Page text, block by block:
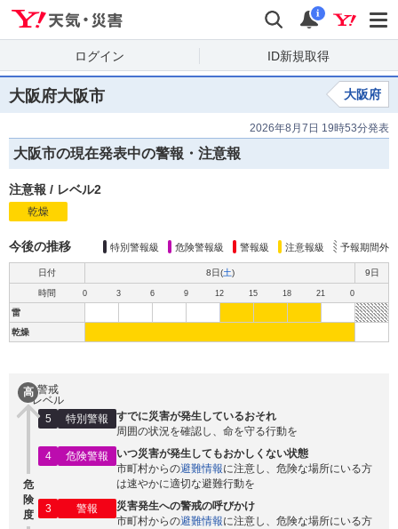
検索 通知
i
ログイン ID新規取得
大阪府大阪市 大阪府
2026年8月7日 19時53分発表
大阪市の現在発表中の警報・注意報
注意報 / レベル2
乾燥
今後の推移 特別警報級 危険警報級 警報級 注意報級 予報期間外
日付 8日(土) 9日
時間 0 3 6 9 12 15 18 21 0
雷
乾燥
高
危
険
度
警戒
レベル
5
特別警報
すでに災害が発生しているおそれ
周囲の状況を確認し、命を守る行動を
4
危険警報
いつ災害が発生してもおかしくない状態
市町村からの避難情報に注意し、危険な場所にいる方
は速やかに適切な避難行動を
3
警報
災害発生への警戒の呼びかけ
市町村からの避難情報に注意し、危険な場所にいる方